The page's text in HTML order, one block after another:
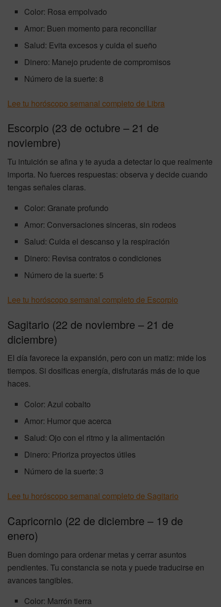
Color: Rosa empolvado
Amor: Buen momento para reconciliar
Salud: Evita excesos y cuida el sueño
Dinero: Manejo prudente de compromisos
Número de la suerte: 8
Lee tu horóscopo semanal completo de Libra
Escorpio (23 de octubre – 21 de
noviembre)
Tu intuición se afina y te ayuda a detectar lo que realmente
importa. No fuerces respuestas: observa y decide cuando
tengas señales claras.
Color: Granate profundo
Amor: Conversaciones sinceras, sin rodeos
Salud: Cuida el descanso y la respiración
Dinero: Revisa contratos o condiciones
Número de la suerte: 5
Lee tu horóscopo semanal completo de Escorpio
Sagitario (22 de noviembre – 21 de
diciembre)
El día favorece la expansión, pero con un matiz: mide los
tiempos. Si dosificas energía, disfrutarás más de lo que
haces.
Color: Azul cobalto
Amor: Humor que acerca
Salud: Ojo con el ritmo y la alimentación
Dinero: Prioriza proyectos útiles
Número de la suerte: 3
Lee tu horóscopo semanal completo de Sagitario
Capricornio (22 de diciembre – 19 de
enero)
Buen domingo para ordenar metas y cerrar asuntos
pendientes. Tu constancia se nota y puede traducirse en
avances tangibles.
Color: Marrón tierra